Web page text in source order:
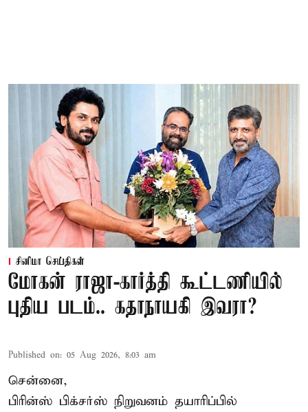
சினிமா செய்திகள்
மோகன் ராஜா-கார்த்தி கூட்டணியில்
புதிய படம்.. கதாநாயகி இவரா?
Published on: 05 Aug 2026, 8:03 am
சென்னை,
பிரின்ஸ் பிக்சர்ஸ் நிறுவனம் தயாரிப்பில்